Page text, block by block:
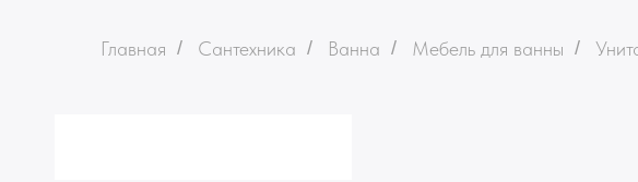
Главная / Сантехника / Ванна / Мебель для ванны /